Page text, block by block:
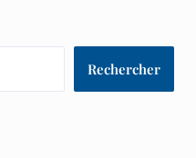
Rechercher